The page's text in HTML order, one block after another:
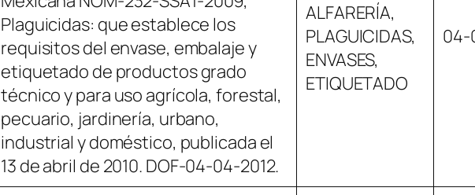
Plaguicidas: que establece los
requisitos del envase, embalaje y
etiquetado de productos grado
técnico y para uso agrícola, forestal,
pecuario, jardinería, urbano,
industrial y doméstico, publicada el
13 de abril de 2010. DOF-04-04-2012.
ALFARERÍA,
PLAGUICIDAS,
ENVASES,
ETIQUETADO
04-